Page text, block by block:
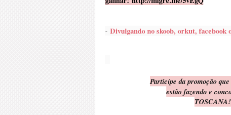
- Divulgando no skoob, orkut, facebook
Participe da promoção
estão fazendo e
TOSCANA